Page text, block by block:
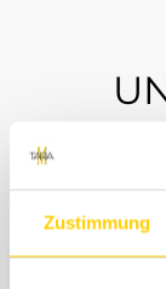
Zustimmung